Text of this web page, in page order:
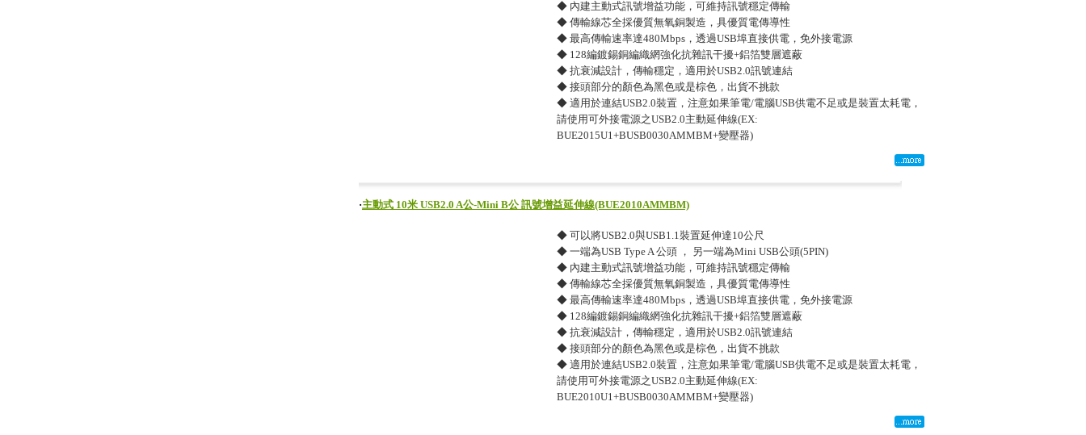
◆ 內建主動式訊號增益功能，可維持訊號穩定傳輸
◆ 傳輸線芯全採優質無氧銅製造，具優質電傳導性
◆ 最高傳輸速率達480Mbps，透過USB埠直接供電，免外接電源
◆ 128編鍍錫銅編織網強化抗雜訊干擾+鋁箔雙層遮蔽
◆ 抗衰減設計，傳輸穩定，適用於USB2.0訊號連結
◆ 接頭部分的顏色為黑色或是棕色，出貨不挑款
◆ 適用於連結USB2.0裝置，注意如果筆電/電腦USB供電不足或是裝置太耗電，
請使用可外接電源之USB2.0主動延伸線(EX:
BUE2015U1+BUSB0030AMMBM+變壓器)
‧主動式 10米 USB2.0 A公-Mini B公 訊號增益延伸線(BUE2010AMMBM)
◆ 可以將USB2.0與USB1.1裝置延伸達10公尺
◆ 一端為USB Type A 公頭 ， 另一端為Mini USB公頭(5PIN)
◆ 內建主動式訊號增益功能，可維持訊號穩定傳輸
◆ 傳輸線芯全採優質無氧銅製造，具優質電傳導性
◆ 最高傳輸速率達480Mbps，透過USB埠直接供電，免外接電源
◆ 128編鍍錫銅編織網強化抗雜訊干擾+鋁箔雙層遮蔽
◆ 抗衰減設計，傳輸穩定，適用於USB2.0訊號連結
◆ 接頭部分的顏色為黑色或是棕色，出貨不挑款
◆ 適用於連結USB2.0裝置，注意如果筆電/電腦USB供電不足或是裝置太耗電，
請使用可外接電源之USB2.0主動延伸線(EX:
BUE2010U1+BUSB0030AMMBM+變壓器)